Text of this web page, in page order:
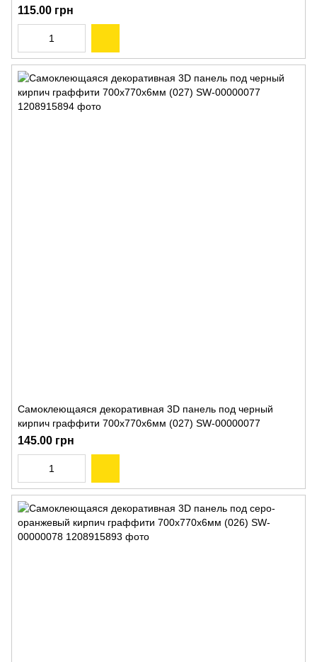
115.00 грн
Самоклеющаяся декоративная 3D панель под черный
кирпич граффити 700x770x6мм (027) SW-00000077
145.00 грн